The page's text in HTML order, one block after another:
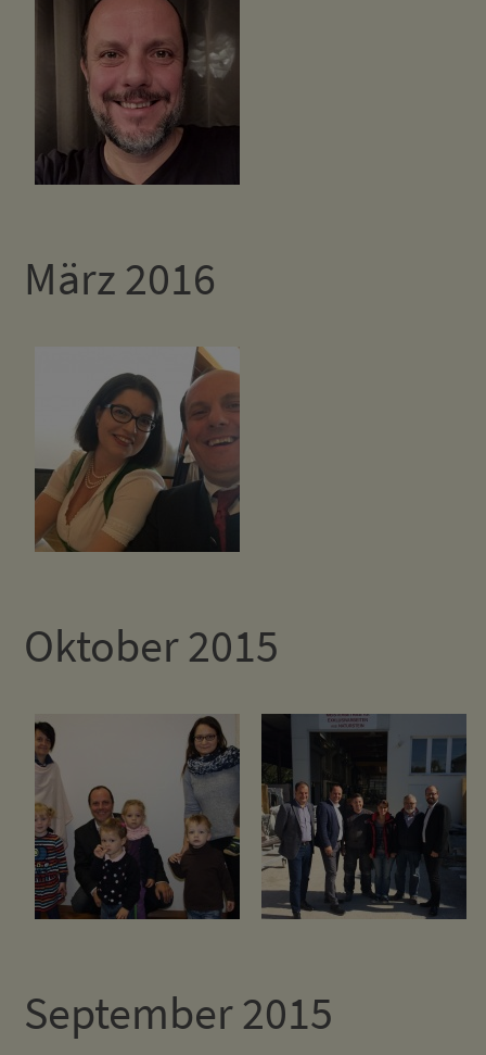
März 2016
Oktober 2015
September 2015